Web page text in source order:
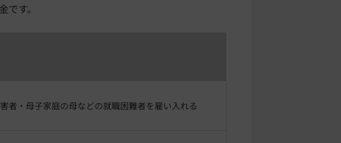
す。
者・母子家庭の母などの就職困難者を雇い入れる